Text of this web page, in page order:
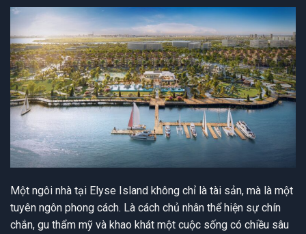
Một ngôi nhà tại Elyse Island không chỉ là tài sản, mà là một
tuyên ngôn phong cách. Là cách chủ nhân thể hiện sự chín
chắn, gu thẩm mỹ và khao khát một cuộc sống có chiều sâu